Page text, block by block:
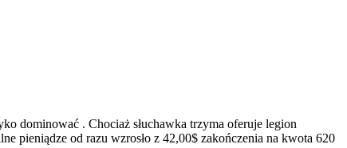
dominować . Chociaż słuchawka trzyma oferuje legion
pieniądze od razu wzrosło z 42,00$ zakończenia na kwota 620